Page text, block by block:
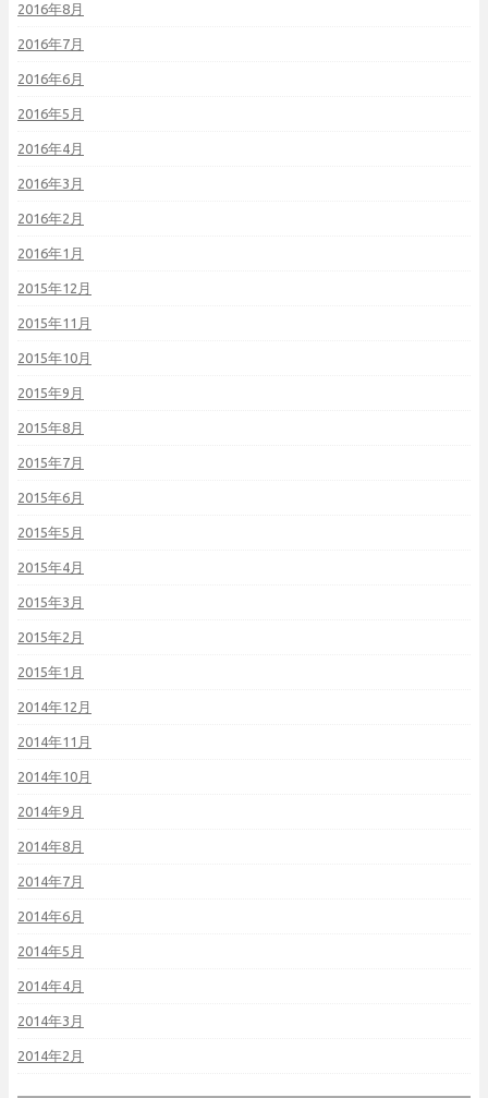
2016年8月
2016年7月
2016年6月
2016年5月
2016年4月
2016年3月
2016年2月
2016年1月
2015年12月
2015年11月
2015年10月
2015年9月
2015年8月
2015年7月
2015年6月
2015年5月
2015年4月
2015年3月
2015年2月
2015年1月
2014年12月
2014年11月
2014年10月
2014年9月
2014年8月
2014年7月
2014年6月
2014年5月
2014年4月
2014年3月
2014年2月